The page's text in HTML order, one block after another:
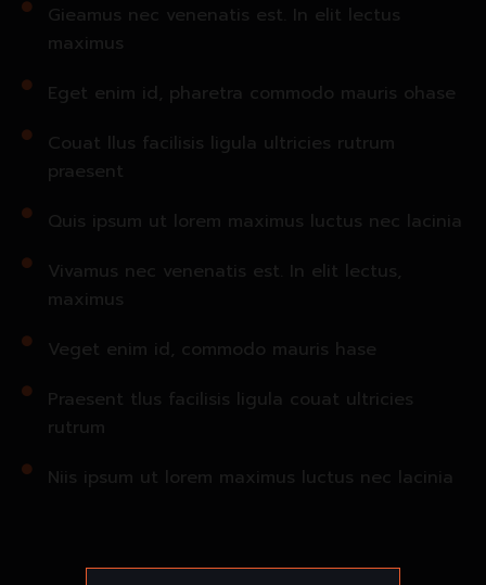
Gieamus nec venenatis est. In elit lectus
maximus
Eget enim id, pharetra commodo mauris ohase
Couat llus facilisis ligula ultricies rutrum
praesent
Quis ipsum ut lorem maximus luctus nec lacinia
Vivamus nec venenatis est. In elit lectus,
maximus
Veget enim id, commodo mauris hase
Praesent tlus facilisis ligula couat ultricies
rutrum
Niis ipsum ut lorem maximus luctus nec lacinia